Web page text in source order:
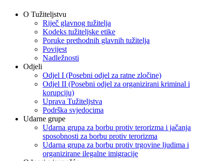
O Tužiteljstvu
Riječ glavnog tužitelja
Kodeks tužiteljske etike
Poruke prethodnih glavnih tužitelja
Povijest
Nadležnosti
Odjeli
Odjel I (Posebni odjel za ratne zločine)
Odjel II (Posebni odjel za organizirani kriminal i
korupciju)
Uprava Tužiteljstva
Podrška svjedocima
Udarne grupe
Udarna grupa za borbu protiv terorizma i jačanja
sposobnosti za borbu protiv terorizma
Udarna grupa za borbu protiv trgovine ljudima i
organizirane ilegalne imigracije